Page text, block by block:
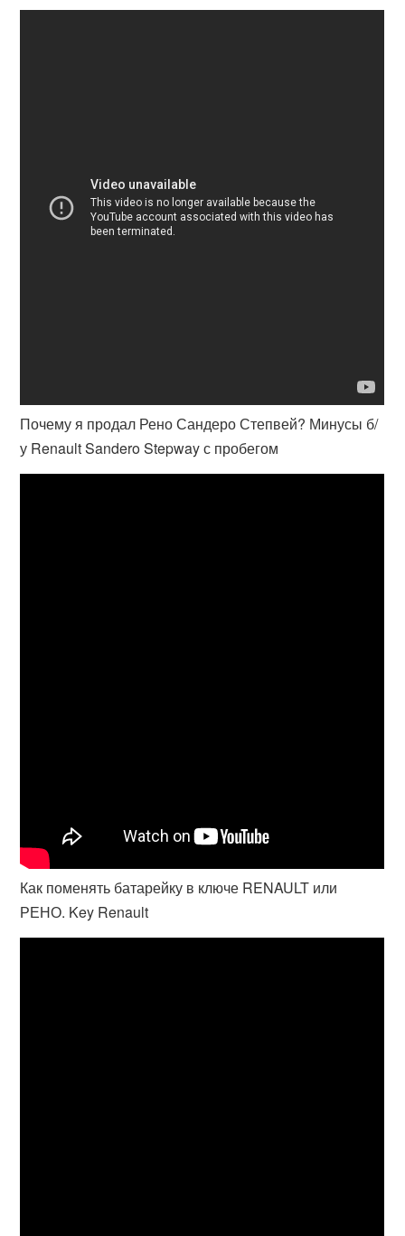
Почему я продал Рено Сандеро Степвей? Минусы б/
у Renault Sandero Stepway с пробегом
Как поменять батарейку в ключе RENAULT или
РЕНО. Key Renault